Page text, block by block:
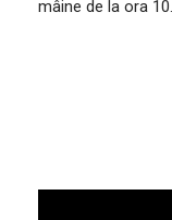
mâine de la ora